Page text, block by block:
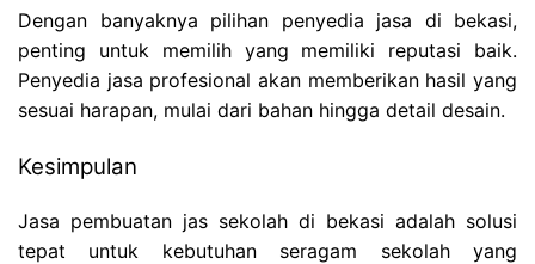
Dengan banyaknya pilihan penyedia jasa di bekasi,
penting untuk memilih yang memiliki reputasi baik.
Penyedia jasa profesional akan memberikan hasil yang
sesuai harapan, mulai dari bahan hingga detail desain.
Kesimpulan
Jasa pembuatan jas sekolah di bekasi adalah solusi
tepat untuk kebutuhan seragam sekolah yang